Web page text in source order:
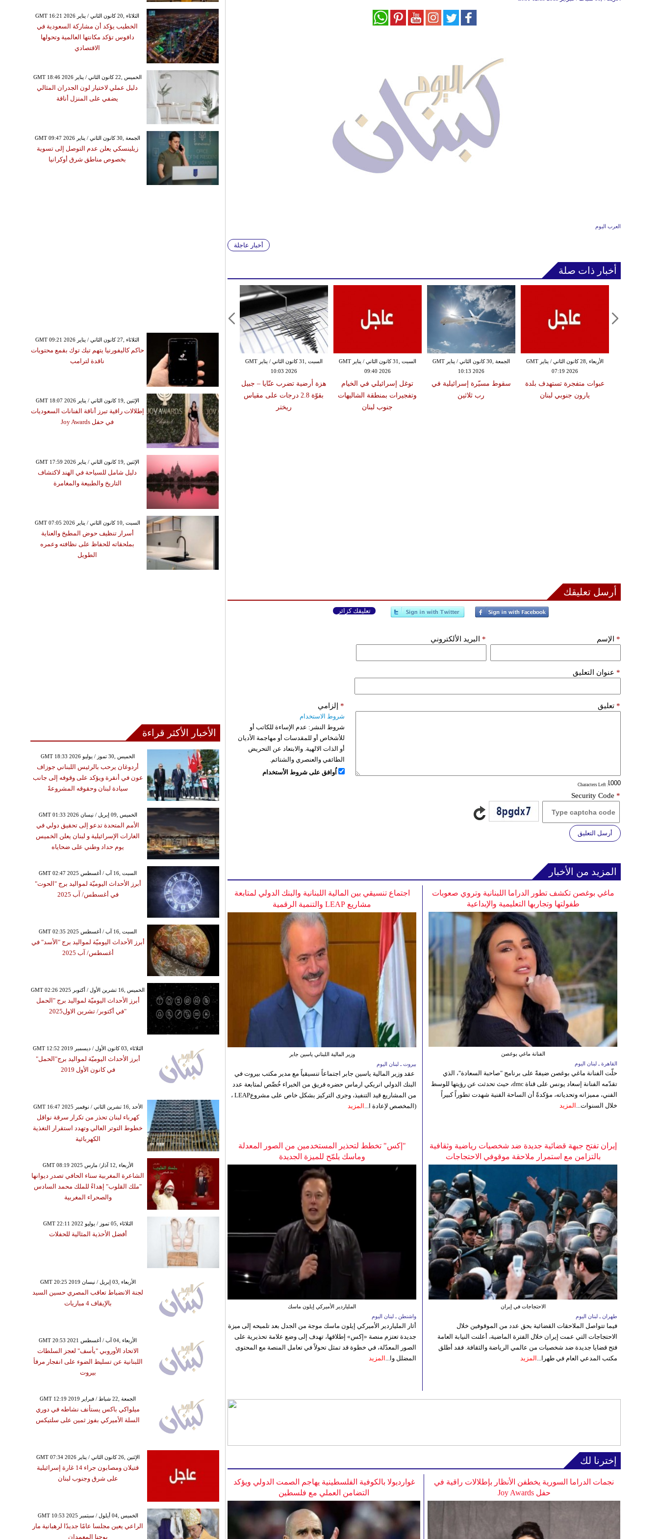
العرب اليوم
أخبار عاجلة
أخبار ذات صلة
السبت ,31 كانون الثاني / يناير GMT
10:03 2026
هزة أرضية تضرب عنّايا – جبيل
بقوّة 2.8 درجات على مقياس
ريختر
السبت ,31 كانون الثاني / يناير GMT
09:40 2026
توغل إسرائيلي في الخيام
وتفجيرات بمنطقة الشاليهات
جنوب لبنان
الجمعة ,30 كانون الثاني / يناير GMT
10:13 2026
سقوط مسيّرة إسرائيلية في
رب ثلاثين
الأربعاء ,28 كانون الثاني / يناير GMT
07:19 2026
عبوات متفجرة تستهدف بلدة
يارون جنوبي لبنان
أرسل تعليقك
تعليقك كزائر
الإسم * البريد الألكتروني *
عنوان التعليق *
تعليق *
: Characters Left
إلزامي *
شروط الاستخدام
شروط النشر: عدم الإساءة للكاتب أو
للأشخاص أو للمقدسات أو مهاجمة الأديان
أو الذات الالهية. والابتعاد عن التحريض
الطائفي والعنصري والشتائم.
اُوافق على شروط الأستخدام
Security Code *
أرسل التعليق
المزيد من الأخبار
اجتماع تنسيقي بين المالية اللبنانية والبنك الدولي لمتابعة
مشاريع LEAP والتنمية الرقمية
وزير المالية اللبناني ياسين جابر
بيروت ـ لبنان اليوم
عقد وزير المالية ياسين جابر اجتماعاً تنسيقياً مع مدير مكتب بيروت في
البنك الدولي انريكي ارماس حضره فريق من الخبراء خُصِّص لمتابعة عدد
من المشاريع قيد التنفيذ، وجرى التركيز بشكل خاص على مشروعLEAP ،
(المخصص لإعادة ا... المزيد
ماغي بوغصن تكشف تطور الدراما اللبنانية وتروي صعوبات
طفولتها وتجاربها التعليمية والإبداعية
الفنانة ماغي بوغصن
القاهرة ـ لبنان اليوم
حلّت الفنانة ماغي بوغصن ضيفةً على برنامج "صاحبة السعادة"، الذي
تقدّمه الفنانة إسعاد يونس على قناة dmc، حيث تحدثت عن رؤيتها للوسط
الفني، مميزاته وتحدياته، مؤكدةً أن الساحة الفنية شهدت تطوراً كبيراً
خلال السنوات... المزيد
"إكس" تخطط لتحذير المستخدمين من الصور المعدلة
وماسك يلمّح للميزة الجديدة
الملياردير الأميركي إيلون ماسك
واشنطن ـ لبنان اليوم
أثار الملياردير الأميركي إيلون ماسك موجة من الجدل بعد تلميحه إلى ميزة
جديدة تعتزم منصة «إكس» إطلاقها، تهدف إلى وضع علامة تحذيرية على
الصور المعدّلة، في خطوة قد تمثل تحولاً في تعامل المنصة مع المحتوى
المضلل وا... المزيد
إيران تفتح جبهة قضائية جديدة ضد شخصيات رياضية وثقافية
بالتزامن مع استمرار ملاحقة موقوفي الاحتجاجات
الاحتجاجات في إيران
طهران ـ لبنان اليوم
فيما تتواصل الملاحقات القضائية بحق عدد من الموقوفين خلال
الاحتجاجات التي عمت إيران خلال الفترة الماضية، أعلنت النيابة العامة
فتح قضايا جديدة ضد شخصيات من عالمي الرياضة والثقافة. فقد أطلق
مكتب المدعي العام في طهرا... المزيد
إخترنا لك
غوارديولا بالكوفية الفلسطينية يهاجم الصمت الدولي ويؤكد
التضامن العملي مع فلسطين
نجمات الدراما السورية يخطفن الأنظار بإطلالات راقية في
حفل Joy Awards
GMT 16:21 2026 الثلاثاء ,20 كانون الثاني / يناير
الخطيب يؤكد أن مشاركة السعودية في
دافوس تؤكد مكانتها العالمية وتحولها
الاقتصادي
GMT 18:46 2026 الخميس ,22 كانون الثاني / يناير
دليل عملي لاختيار لون الجدران المثالي
يضفي على المنزل أناقة
GMT 09:47 2026 الجمعة ,30 كانون الثاني / يناير
زيلينسكي يعلن عدم التوصل إلى تسوية
بخصوص مناطق شرق أوكرانيا
GMT 09:21 2026 الثلاثاء ,27 كانون الثاني / يناير
حاكم كاليفورنيا يتهم تيك توك بقمع محتويات
ناقدة لترامب
GMT 18:07 2026 الإثنين ,19 كانون الثاني / يناير
إطلالات راقية تبرز أناقة الفنانات السعوديات
في حفل Joy Awards
GMT 17:59 2026 الإثنين ,19 كانون الثاني / يناير
دليل شامل للسياحة في الهند لاكتشاف
التاريخ والطبيعة والمغامرة
GMT 07:05 2026 السبت ,10 كانون الثاني / يناير
أسرار تنظيف حوض المطبخ والعناية
بملحقاته للحفاظ على نظافته وعمره
الطويل
الأخبار الأكثر قراءة
GMT 18:33 2026 الخميس ,30 تموز / يوليو
أردوغان يرحب بالرئيس اللبناني جوزاف
عون في أنقرة ويؤكد على وقوفه إلى جانب
سيادة لبنان وحقوقه المشروعةً
GMT 01:33 2026 الخميس ,09 إبريل / نيسان
الأمم المتحدة تدعو إلى تحقيق دولي في
الغارات الإسرائيلية و لبنان يعلن الخميس
يوم حداد وطني على ضحاياه
GMT 02:47 2025 السبت ,16 آب / أغسطس
أبرز الأحداث اليوميّة لمواليد برج "الحوت"
في أغسطس/ آب 2025
GMT 02:35 2025 السبت ,16 آب / أغسطس
أبرز الأحداث اليوميّة لمواليد برج "الأسد" في
أغسطس/ آب 2025
GMT 02:26 2025 الخميس ,16 تشرين الأول / أكتوبر
أبرز الأحداث اليوميّة لمواليد برج "الحمل
"في أكتوبر/ تشرين الاول2025
GMT 12:52 2019 الثلاثاء ,03 كانون الأول / ديسمبر
أبرز الأحداث اليوميّة لمواليد برج"الحمل"
في كانون الأول 2019
GMT 16:47 2025 الأحد ,16 تشرين الثاني / نوفمبر
كهرباء لبنان تحذر من تكرار سرقة نواقل
خطوط التوتر العالي وتهدد استقرار التغذية
الكهربائية
GMT 08:19 2025 الأربعاء ,12 آذار/ مارس
الشاعرة المغربية سناء الحافي تصدر ديوانها
"ملك القلوب" إهداءً للملك محمد السادس
والصحراء المغربية
GMT 22:11 2022 الثلاثاء ,05 تموز / يوليو
أفضل الأحذية المثالية للحفلات
GMT 20:25 2019 الأربعاء ,03 إبريل / نيسان
لجنة الانضباط تعاقب المصري حسين السيد
بالإيقاف 4 مباريات
GMT 20:53 2021 الأربعاء ,04 آب / أغسطس
الاتحاد الأوروبي "يأسف" لعجز السلطات
اللبنانية عن تسليط الضوء على انفجار مرفأ
بيروت
GMT 12:19 2019 الجمعة ,22 شباط / فبراير
ميلواكي باكس يستأنف نشاطه في دوري
السلة الأميركي بفوز ثمين على سلتيكس
GMT 07:34 2026 الإثنين ,26 كانون الثاني / يناير
قتيلان ومصابون جراء 14 غارة إسرائيلية
على شرق وجنوب لبنان
GMT 10:53 2025 الخميس ,04 أيلول / سبتمبر
الراعي يعين مجلسا عامًا جديدًا لرهبانية مار
يوحنا المعمدان